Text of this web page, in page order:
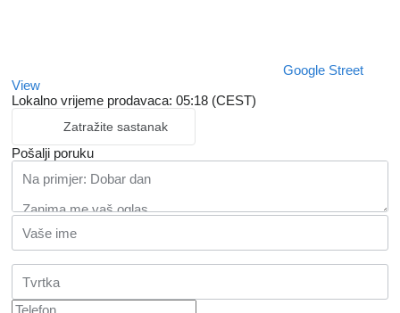
Google Street
View
Lokalno vrijeme prodavaca: 05:18 (CEST)
Zatražite sastanak
Pošalji poruku